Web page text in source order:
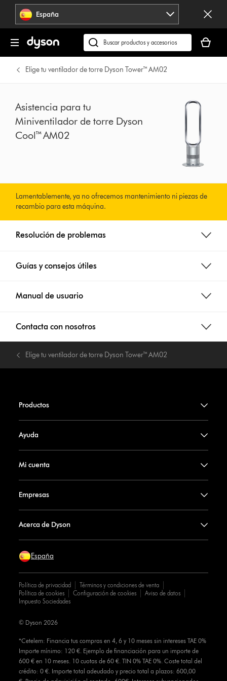
Omitir
navegación España
Buscar
en
dyson.es
cesta
está
Elige tu ventilador de torre Dyson Tower™ AM02
Asistencia para tu
Miniventilador de torre Dyson
Cool™ AM02
Lamentablemente, ya no ofrecemos mantenimiento ni piezas de
recambio para esta máquina.
Resolución de problemas
Guías y consejos útiles
Manual de usuario
Contacta con nosotros
Elige tu ventilador de torre Dyson Tower™ AM02
Productos
Ayuda
Mi cuenta
Empresas
Acerca de Dyson
España
Política de privacidad
Términos y condiciones de venta
Política de cookies
Configuración de cookies
Aviso de datos
Impuesto Sociedades
*Cetelem: Financia tus compras en 4, 6 y 10 meses sin intereses TAE 0%
Importe mínimo: 120 €. Ejemplo de financiación para un importe de
600 € en 10 meses. 10 cuotas de 60 €. TIN 0% TAE 0%. Coste total del
crédito: 0 €. Importe total adeudado y precio total a plazos: 600,00
© Dyson 2026